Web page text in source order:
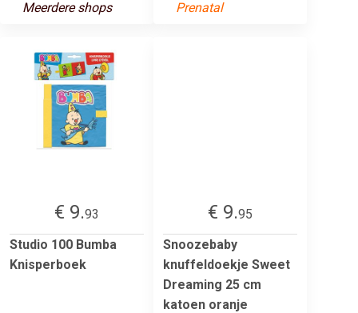
Meerdere shops
Prenatal
€ 9.93
Studio 100 Bumba
Knisperboek
€ 9.95
Snoozebaby
knuffeldoekje Sweet
Dreaming 25 cm
katoen oranje